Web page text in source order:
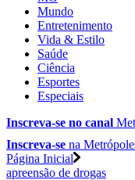
Mundo
Entretenimento
Vida & Estilo
Saúde
Ciência
Esportes
Especiais
Inscreva-se no canal
Inscreva-se na
Página Inicial
apreensão de drogas